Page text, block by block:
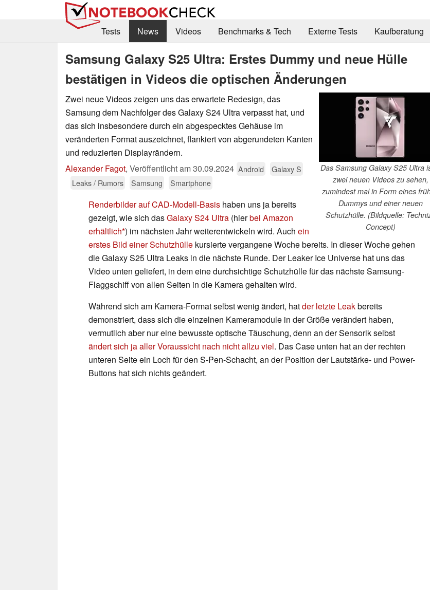
Tests
News Videos Benchmarks & Tech Externe Tests Kaufberatung
Samsung Galaxy S25 Ultra: Erstes Dummy und neue Hülle
bestätigen in Videos die optischen Änderungen
Das Samsung Galaxy S25 Ultra
zwei neuen Videos zu sehen,
zumindest mal in Form eines
Dummys und einer neuen
Schutzhülle. (Bildquelle:
Concept)
Zwei neue Videos zeigen uns das erwartete Redesign, das
Samsung dem Nachfolger des Galaxy S24 Ultra verpasst hat, und
das sich insbesondere durch ein abgespecktes Gehäuse im
veränderten Format auszeichnet, flankiert von abgerundeten Kanten
und reduzierten Displayrändern.
Alexander Fagot, Veröffentlicht am30.09.2024 Android
Galaxy S
Leaks / Rumors
Samsung Smartphone
Renderbilder auf CAD-Modell-Basis haben uns ja bereits
gezeigt, wie sich dasGalaxy S24 Ultra (hierbei Amazon
erhältlich ) im nächsten Jahr weiterentwickeln wird. Auch ein
erstes Bild einer Schutzhülle kursierte vergangene Woche bereits. In dieser Woche gehen
die Galaxy S25 Ultra Leaks in die nächste Runde. Der Leaker Ice Universe hat uns das
Video unten geliefert, in dem eine durchsichtige Schutzhülle für das nächste Samsung-
Flaggschiff von allen Seiten in die Kamera gehalten wird.
Während sich am Kamera-Format selbst wenig ändert, hatder letzte Leakbereits
demonstriert, dass sich die einzelnen Kameramodule in der Größe verändert haben,
vermutlich aber nur eine bewusste optische Täuschung, denn an der Sensorik selbst
ändert sich ja aller Voraussicht nach nicht allzu viel. Das Case unten hat an der rechten
unteren Seite ein Loch für den S-Pen-Schacht, an der Position der Lautstärke- und Power-
Buttons hat sich nichts geändert.